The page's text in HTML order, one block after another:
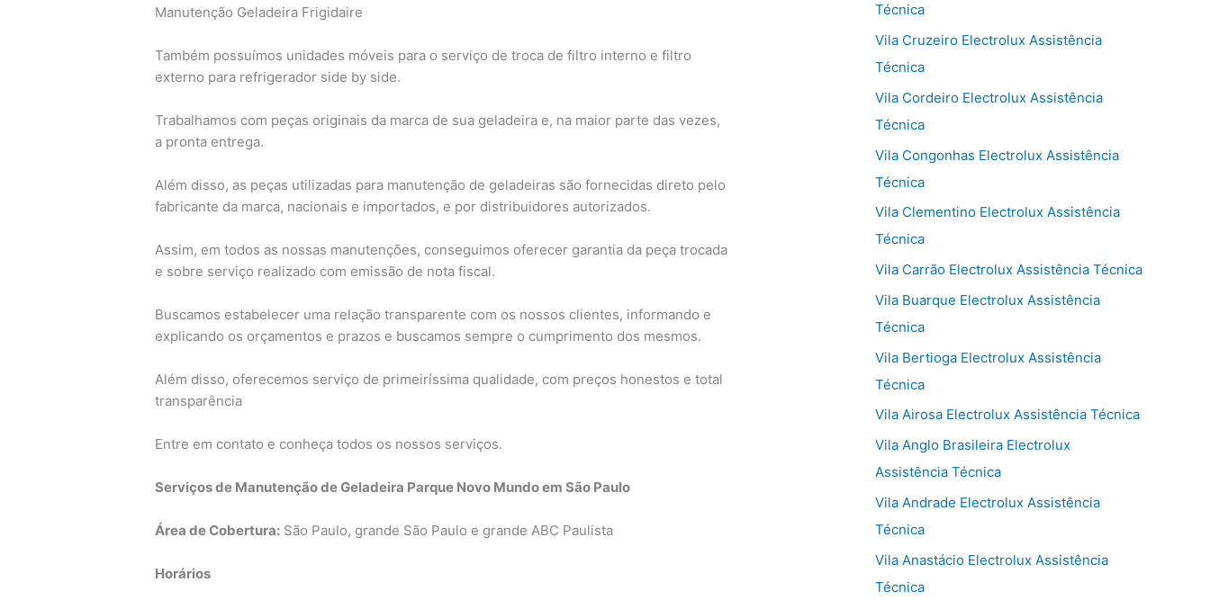
Manutenção Geladeira Frigidaire
Também possuímos unidades móveis para o serviço de troca de filtro interno e filtro
externo para refrigerador side by side.
Trabalhamos com peças originais da marca de sua geladeira e, na maior parte das vezes,
a pronta entrega.
Além disso, as peças utilizadas para manutenção de geladeiras são fornecidas direto pelo
fabricante da marca, nacionais e importados, e por distribuidores autorizados.
Assim, em todos as nossas manutenções, conseguimos oferecer garantia da peça trocada
e sobre serviço realizado com emissão de nota fiscal.
Buscamos estabelecer uma relação transparente com os nossos clientes, informando e
explicando os orçamentos e prazos e buscamos sempre o cumprimento dos mesmos.
Além disso, oferecemos serviço de primeiríssima qualidade, com preços honestos e total
transparência
Entre em contato e conheça todos os nossos serviços.
Serviços de Manutenção de Geladeira Parque Novo Mundo em São Paulo
Área de Cobertura: São Paulo, grande São Paulo e grande ABC Paulista
Horários
Técnica
Vila Cruzeiro Electrolux Assistência
Técnica
Vila Cordeiro Electrolux Assistência
Técnica
Vila Congonhas Electrolux Assistência
Técnica
Vila Clementino Electrolux Assistência
Técnica
Vila Carrão Electrolux Assistência Técnica
Vila Buarque Electrolux Assistência
Técnica
Vila Bertioga Electrolux Assistência
Técnica
Vila Airosa Electrolux Assistência Técnica
Vila Anglo Brasileira Electrolux
Assistência Técnica
Vila Andrade Electrolux Assistência
Técnica
Vila Anastácio Electrolux Assistência
Técnica